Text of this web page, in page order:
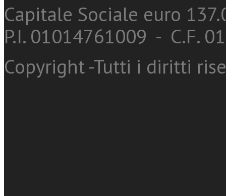
Capitale Sociale euro
P.I. 01014761009 - C.F.
Copyright -Tutti i diritti